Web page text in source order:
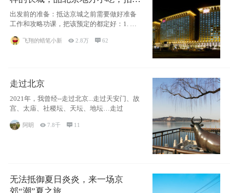
古七星夜景！
出发前的准备：抵达京城之前需要做好准备
工作和攻略功课，把该预定的都定好：1. 酒
飞翔的蜡笔小新 2.8万 62
走过北京
2021年，我曾经--走过北京...走过天安门、故
宫、太庙、社稷坛、天坛、地坛…走过
阿眀 7.8千  11
无法抵御夏日炎炎，来一场京